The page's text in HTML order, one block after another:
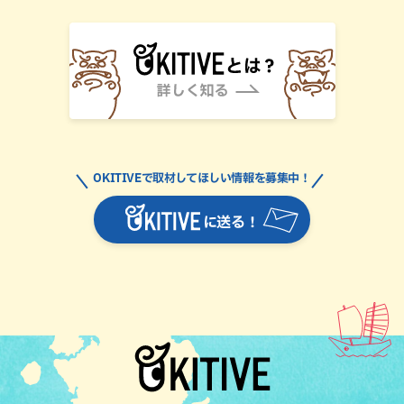
に送る！
OKITIVEで取材してほしい情報を募集中！